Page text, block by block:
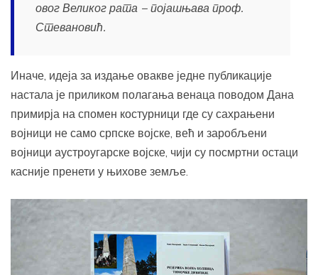
овог Великог рата − појашњава проф.
Стевановић.
Иначе, идеја за издање овакве једне публикације
настала је приликом полагања венаца поводом Дана
примирја на спомен костурници где су сахрањени
војници не само српске војске, већ и заробљени
војници аустроугарске војске, чији су посмртни остаци
касније пренети у њихове земље.